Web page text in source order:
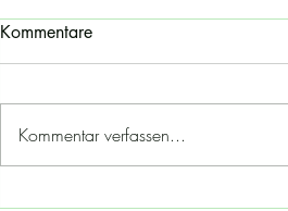
Kommentare
Kommentar verfassen...